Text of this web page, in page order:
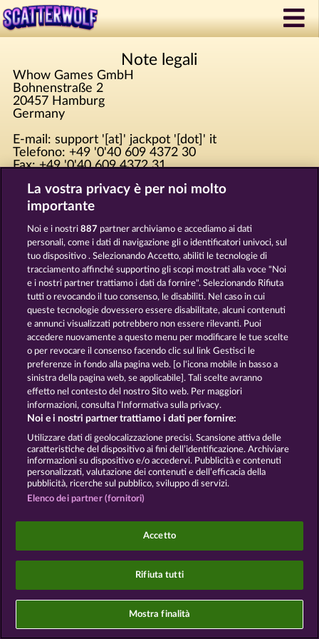
Note legali
Whow Games GmbH
Bohnenstraße 2
20457 Hamburg
Germany
E-mail: support '[at]' jackpot '[dot]' it
Telefono: +49 '0'40 609 4372 30
Fax: +49 '0'40 609 4372 31
marketing a marketing 'at' whow 'dot' net!
Registrato a: Amtsgericht Hamburg HRB 126 959
AD: Giovanni Valeriota, Jaeyoung Choi
Partita IVA: DE294031346
Termini e condizioni
Informativa sulla privacy Note legali
Società FAQ Facebook
Invia richiesta di recesso
I giochi social da casinò sono volti esclusivamente
all'intrattenimento e non esercitano alcuna
influenza sull’eventuale futuro utilizzo di giochi
©2026 Whow Games GmbH
La vostra privacy è per noi molto
importante
Noi e i nostri887 partner archiviamo e accediamo ai dati
personali, come i dati di navigazione gli o identificatori univoci, sul
tuo dispositivo . Selezionando Accetto, abiliti le tecnologie di
tracciamento affinché supportino gli scopi mostrati alla voce "Noi
e i nostri partner trattiamo i dati da fornire". Selezionando Rifiuta
tutti o revocando il tuo consenso, le disabiliti. Nel caso in cui
queste tecnologie dovessero essere disabilitate, alcuni contenuti
e annunci visualizzati potrebbero non essere rilevanti. Puoi
accedere nuovamente a questo menu per modificare le tue scelte
o per revocare il consenso facendo clic sul link Gestisci le
preferenze in fondo alla pagina web. [o l'icona mobile in basso a
sinistra della pagina web, se applicabile]. Tali scelte avranno
effetto nel contesto del nostro Sito web. Per maggiori
informazioni, consulta l'Informativa sulla privacy.
Noi e i nostri partner trattiamo i dati per fornire:
Utilizzare dati di geolocalizzazione precisi. Scansione attiva delle
caratteristiche del dispositivo ai fini dell’identificazione. Archiviare
informazioni su dispositivo e/o accedervi. Pubblicità e contenuti
personalizzati, valutazione dei contenuti e dell’efficacia della
pubblicità, ricerche sul pubblico, sviluppo di servizi.
Elenco dei partner (fornitori)
Accetto
Rifiuta tutti
Mostra finalità